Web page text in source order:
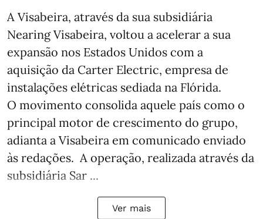
A Visabeira, através da sua subsidiária
Nearing Visabeira, voltou a acelerar a sua
expansão nos Estados Unidos com a
aquisição da Carter Electric, empresa de
instalações elétricas sediada na Flórida.
O movimento consolida aquele país como o
principal motor de crescimento do grupo,
adianta a Visabeira em comunicado enviado
às redações. A operação, realizada através da
subsidiária Sar ...
Ver mais